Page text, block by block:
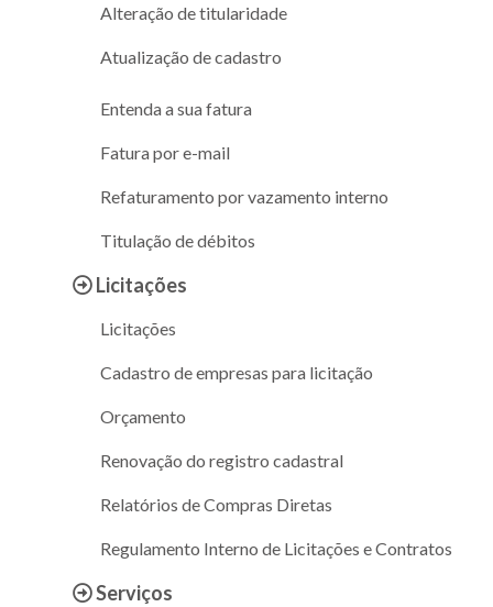
Alteração de titularidade
Atualização de cadastro
Entenda a sua fatura
Fatura por e-mail
Refaturamento por vazamento interno
Titulação de débitos
Licitações
Licitações
Cadastro de empresas para licitação
Orçamento
Renovação do registro cadastral
Relatórios de Compras Diretas
Regulamento Interno de Licitações e Contratos
Serviços